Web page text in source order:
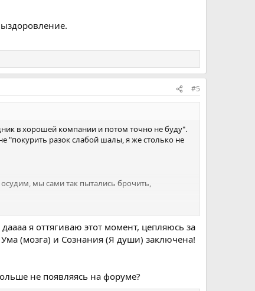
#5
в хорошей компании и потом точно не буду".
"покурить разок слабой шалы, я же столько не
мы сами так пытались брочить,
я оттягиваю этот момент, цепляюсь за
(мозга) и Сознания (Я души) заключена!
не появляясь на форуме?